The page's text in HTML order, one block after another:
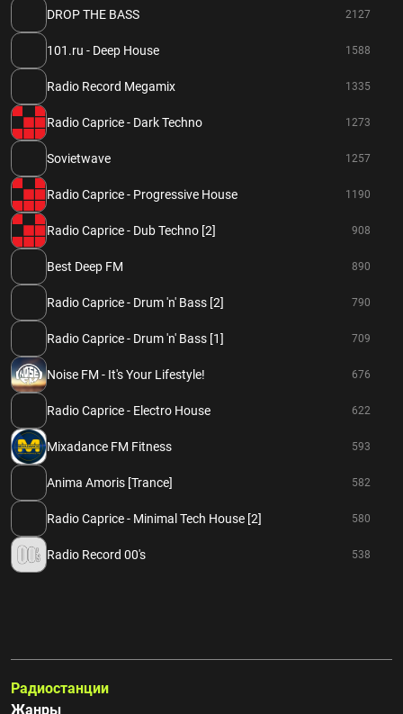
DROP THE BASS 2127
101.ru - Deep House 1588
Radio Record Megamix 1335
Radio Caprice - Dark Techno 1273
Sovietwave 1257
Radio Caprice - Progressive House 1190
Radio Caprice - Dub Techno [2] 908
Best Deep FM 890
Radio Caprice - Drum 'n' Bass [2] 790
Radio Caprice - Drum 'n' Bass [1] 709
Noise FM - It's Your Lifestyle! 676
Radio Caprice - Electro House 622
Mixadance FM Fitness 593
Anima Amoris [Trance] 582
Radio Caprice - Minimal Tech House [2] 580
Radio Record 00's 538
Радиостанции
Жанры